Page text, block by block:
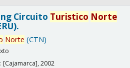
Circuito Turistico Norte
Norte (CTN)
[Cajamarca],2002